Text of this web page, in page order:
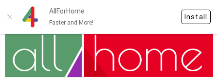
AllForHome
Faster and More!
Install